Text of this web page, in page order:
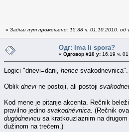
« Задњи пут промењено: 15.38 ч. 01.10.2010. од
Одг: Ima li spora?
« Одговор #10 у: 16.19 ч.
Logici "dnevi=dani, hence
Oblik dnevi ne postoji, ali postoji
Kod mene je pitanje akcenta. Rečnik
pravilno jedino svakodnévnica . (Rečnik
dugòdnevicu sa kratkouzlaznim na
dužinom na trećem.)